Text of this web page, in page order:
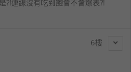
?!連線沒有吃到飽會不會爆表?!
6